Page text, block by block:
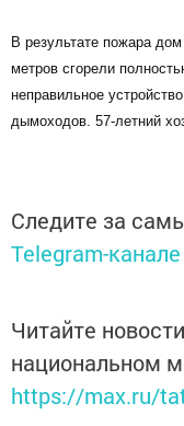
В результате пожара
метров сгорели
неправильное
дымоходов. 57-летний
Следите за
Telegram-канале
Читайте
национальном
https://max.ru/